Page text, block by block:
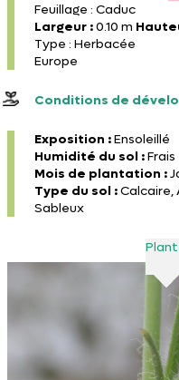
Feuillage : Caduc
Largeur :0.10 m
Type : Herbacée
Europe
Conditions de
Exposition :Ensoleillé
Humidité du sol :Frais
Mois de plantation :
Type du sol :Calcaire,
Sableux